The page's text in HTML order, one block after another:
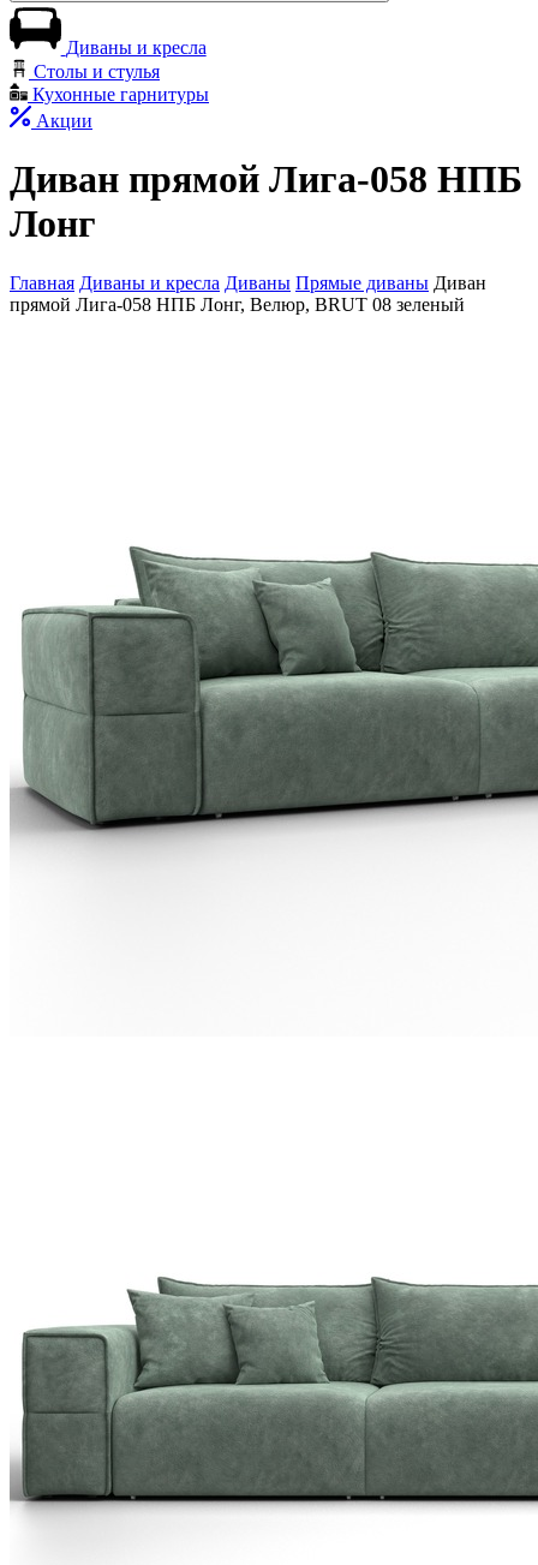
Диваны и кресла
Столы и стулья
Кухонные гарнитуры
Акции
Диван прямой Лига-058 НПБ
Лонг
Главная Диваны и кресла Диваны Прямые диваны Диван
прямой Лига-058 НПБ Лонг, Велюр, BRUT 08 зеленый